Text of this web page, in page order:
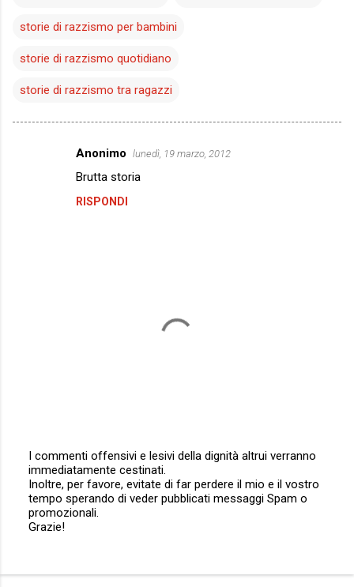
storie di razzismo per bambini
storie di razzismo quotidiano
storie di razzismo tra ragazzi
Anonimo lunedì, 19 marzo, 2012
Brutta storia
RISPONDI
P
o
s
t
a
c
I commenti offensivi e lesivi della dignità altrui verranno
immediatamente cestinati.
Inoltre, per favore, evitate di far perdere il mio e il vostro
tempo sperando di veder pubblicati messaggi Spam o
promozionali.
Grazie!